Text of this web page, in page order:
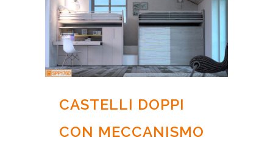
CASTELLI DOPPI
CON MECCANISMO